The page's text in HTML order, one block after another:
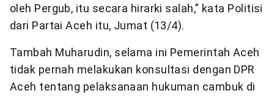
oleh Pergub, itu secara hirarki salah,” kata Politisi
dari Partai Aceh itu, Jumat (13/4).
Tambah Muharudin, selama ini Pemerintah Aceh
tidak pernah melakukan konsultasi dengan DPR
Aceh tentang pelaksanaan hukuman cambuk di